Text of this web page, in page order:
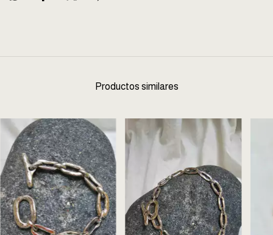
Productos similares